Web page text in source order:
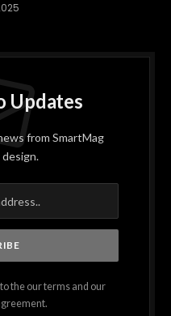
Updates
from SmartMag
the our terms and our